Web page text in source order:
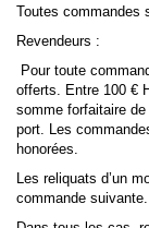
Toutes commandes
Revendeurs :
Pour toute
offerts. Entre 100 €
somme forfaitaire
port. Les
honorées.
Les reliquats d’un
commande suivante.